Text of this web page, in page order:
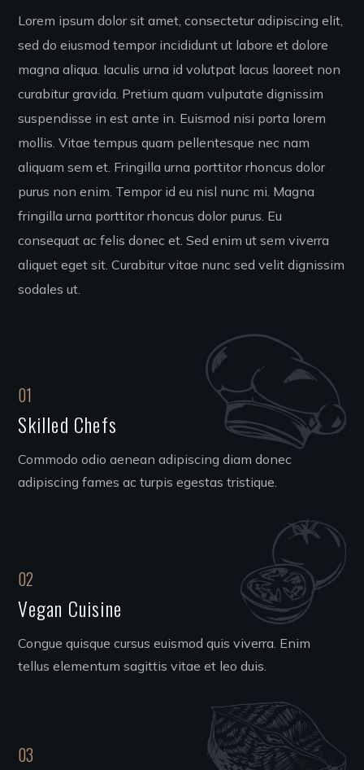
Lorem ipsum dolor sit amet, consectetur adipiscing elit,
sed do eiusmod tempor incididunt ut labore et dolore
magna aliqua. Iaculis urna id volutpat lacus laoreet non
curabitur gravida. Pretium quam vulputate dignissim
suspendisse in est ante in. Euismod nisi porta lorem
mollis. Vitae tempus quam pellentesque nec nam
aliquam sem et. Fringilla urna porttitor rhoncus dolor
purus non enim. Tempor id eu nisl nunc mi. Magna
fringilla urna porttitor rhoncus dolor purus. Eu
consequat ac felis donec et. Sed enim ut sem viverra
aliquet eget sit. Curabitur vitae nunc sed velit dignissim
sodales ut.
01
Skilled Chefs
Commodo odio aenean adipiscing diam donec
adipiscing fames ac turpis egestas tristique.
02
Vegan Cuisine
Congue quisque cursus euismod quis viverra. Enim
tellus elementum sagittis vitae et leo duis.
03